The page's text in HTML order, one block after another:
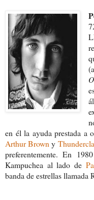
en él la ayuda prestada a
Arthur Browny
preferentemente. En
Kampuchea al lado de
banda de estrellas llamada